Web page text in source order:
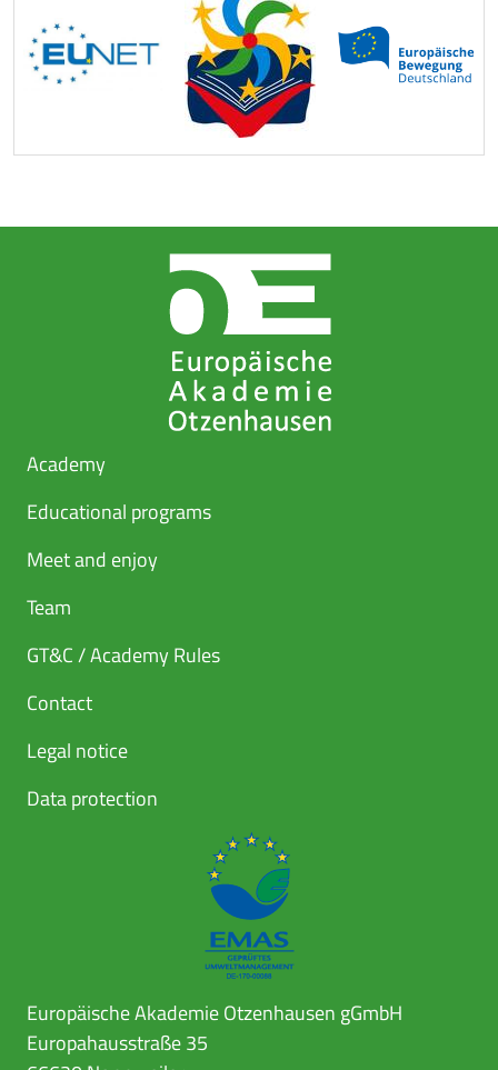
Academy
Educational programs
Meet and enjoy
Team
GT&C / Academy Rules
Contact
Legal notice
Data protection
Europäische Akademie Otzenhausen gGmbH
Europahausstraße 35